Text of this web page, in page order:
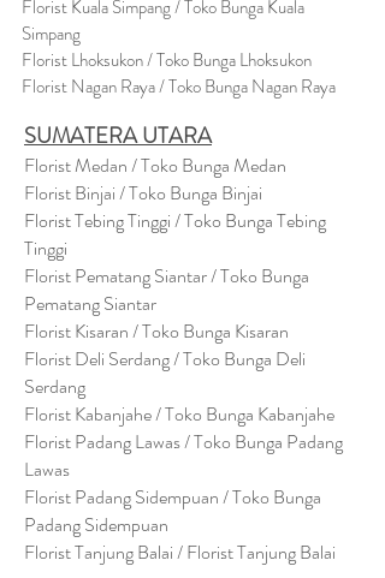
Florist Kuala Simpang / Toko Bunga Kuala
Simpang
Florist Lhoksukon / Toko Bunga Lhoksukon
Florist Nagan Raya / Toko Bunga Nagan Raya
SUMATERA UTARA
Florist Medan / Toko Bunga Medan
Florist Binjai / Toko Bunga Binjai
Florist Tebing Tinggi / Toko Bunga Tebing
Tinggi
Florist Pematang Siantar / Toko Bunga
Pematang Siantar
Florist Kisaran / Toko Bunga Kisaran
Florist Deli Serdang / Toko Bunga Deli
Serdang
Florist Kabanjahe / Toko Bunga Kabanjahe
Florist Padang Lawas / Toko Bunga Padang
Lawas
Florist Padang Sidempuan / Toko Bunga
Padang Sidempuan
Florist Tanjung Balai / Florist Tanjung Balai